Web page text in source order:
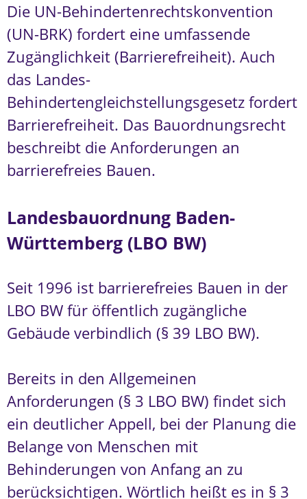
Die UN-Behindertenrechtskonvention
(UN-BRK) fordert eine umfassende
Zugänglichkeit (Barrierefreiheit). Auch
das Landes-
Behindertengleichstellungsgesetz fordert
Barrierefreiheit. Das Bauordnungsrecht
beschreibt die Anforderungen an
barrierefreies Bauen.
Landesbauordnung Baden-
Württemberg (LBO BW)
Seit 1996 ist barrierefreies Bauen in der
LBO BW für öffentlich zugängliche
Gebäude verbindlich (§ 39 LBO BW).
Bereits in den Allgemeinen
Anforderungen (§ 3 LBO BW) findet sich
ein deutlicher Appell, bei der Planung die
Belange von Menschen mit
Behinderungen von Anfang an zu
berücksichtigen. Wörtlich heißt es in § 3